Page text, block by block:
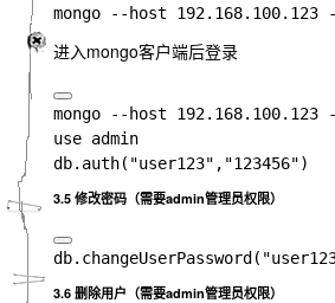
进入mongo客户端后登录
mongo --host 192.168.100.123
use admin
db. auth( "user123" , "123456"
3.5 修改密码（需要admin管理员权限）
3.6 删除用户（需要admin管理员权限）